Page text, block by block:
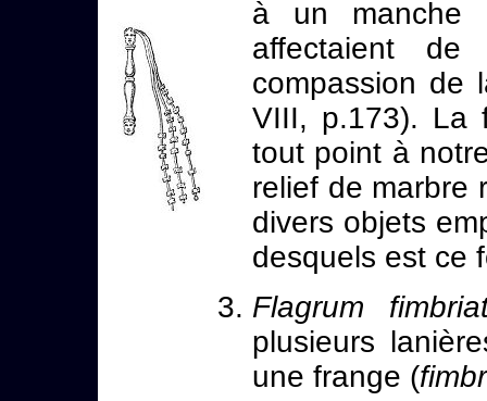
à un manche
affectaient
compassion de
VIII, p.173). La
tout point à
relief de marbre
divers objets
desquels est ce
Flagrum
plusieurs
une frange (